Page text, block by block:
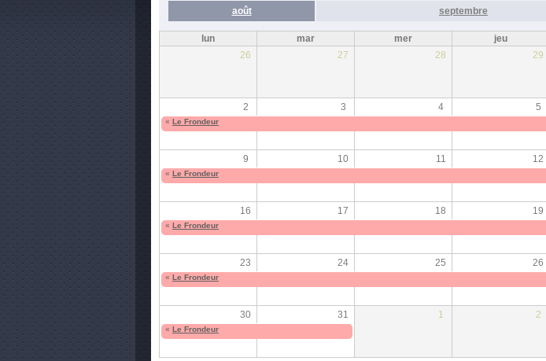
août septembre
lun mar mer jeu
26
27 28 29
2 3 4 5
« Le Frondeur
9 10 11 12
« Le Frondeur
16 17 18 19
« Le Frondeur
23 24 25 26
« Le Frondeur
30 31 1 2
« Le Frondeur